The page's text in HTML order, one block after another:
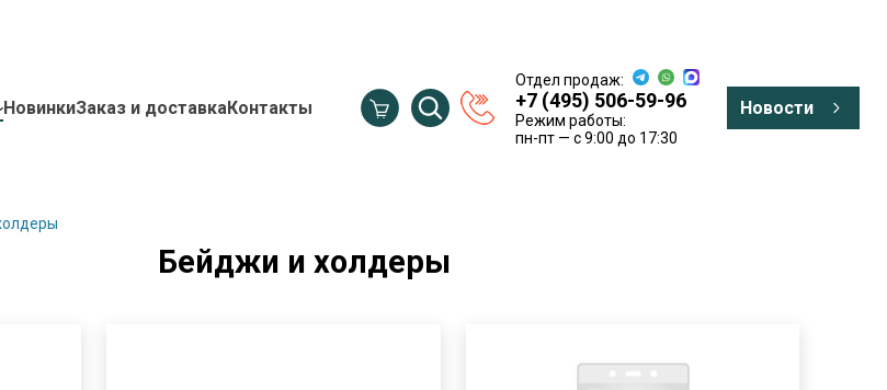
НовинкиЗаказ и доставкаКонтакты
Отдел продаж:
+7 (495) 506-59-96
Режим работы:
пн-пт — c 9:00 до 17:30
Новости
Бейджи и холдеры